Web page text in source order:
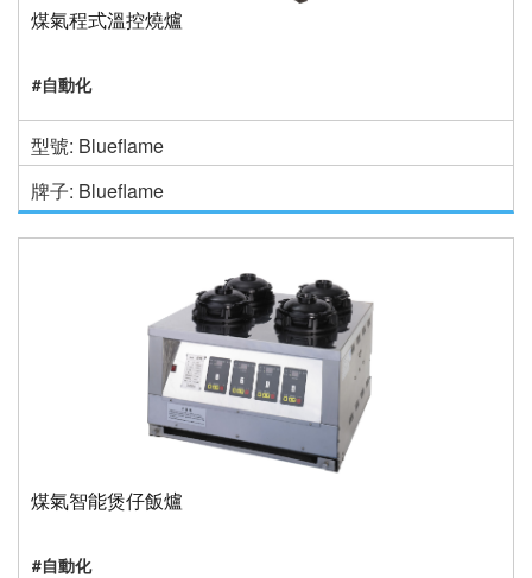
煤氣程式溫控燒爐
#自動化
型號: Blueflame
牌子: Blueflame
煤氣智能煲仔飯爐
#自動化